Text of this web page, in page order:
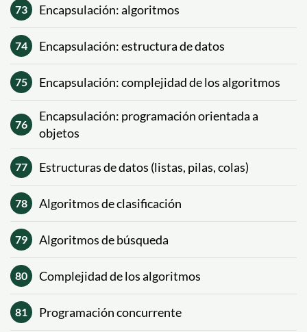
73 Encapsulación: algoritmos
74 Encapsulación: estructura de datos
75 Encapsulación: complejidad de los algoritmos
76
Encapsulación: programación orientada a
objetos
77 Estructuras de datos (listas, pilas, colas)
78 Algoritmos de clasificación
79 Algoritmos de búsqueda
80 Complejidad de los algoritmos
81 Programación concurrente